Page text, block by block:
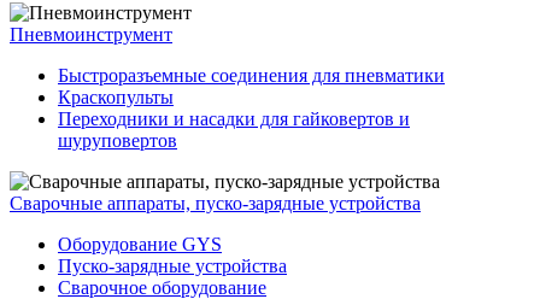
Пневмоинструмент
Быстроразъемные соединения для пневматики
Краскопульты
Переходники и насадки для гайковертов и
шуруповертов
Сварочные аппараты, пуско-зарядные устройства
Оборудование GYS
Пуско-зарядные устройства
Сварочное оборудование